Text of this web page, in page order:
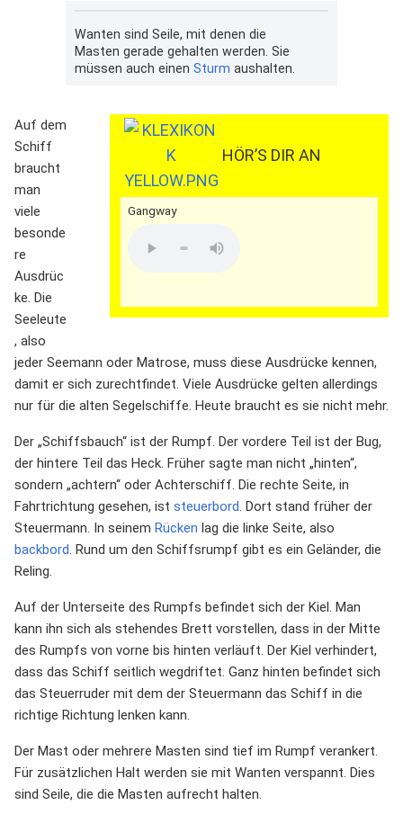
Wanten sind Seile, mit denen die
Masten gerade gehalten werden. Sie
müssen auch einen Sturm aushalten.
HÖR’S DIR AN
Gangway
Auf dem
Schiff
braucht
man
viele
besonde
re
Ausdrüc
ke. Die
Seeleute
, also
jeder Seemann oder Matrose, muss diese Ausdrücke kennen,
damit er sich zurechtfindet. Viele Ausdrücke gelten allerdings
nur für die alten Segelschiffe. Heute braucht es sie nicht mehr.
Der „Schiffsbauch“ ist der Rumpf. Der vordere Teil ist der Bug,
der hintere Teil das Heck. Früher sagte man nicht „hinten“,
sondern „achtern“ oder Achterschiff. Die rechte Seite, in
Fahrtrichtung gesehen, ist steuerbord. Dort stand früher der
Steuermann. In seinem Rücken lag die linke Seite, also
backbord. Rund um den Schiffsrumpf gibt es ein Geländer, die
Reling.
Auf der Unterseite des Rumpfs befindet sich der Kiel. Man
kann ihn sich als stehendes Brett vorstellen, dass in der Mitte
des Rumpfs von vorne bis hinten verläuft. Der Kiel verhindert,
dass das Schiff seitlich wegdriftet. Ganz hinten befindet sich
das Steuerruder mit dem der Steuermann das Schiff in die
richtige Richtung lenken kann.
Der Mast oder mehrere Masten sind tief im Rumpf verankert.
Für zusätzlichen Halt werden sie mit Wanten verspannt. Dies
sind Seile, die die Masten aufrecht halten.